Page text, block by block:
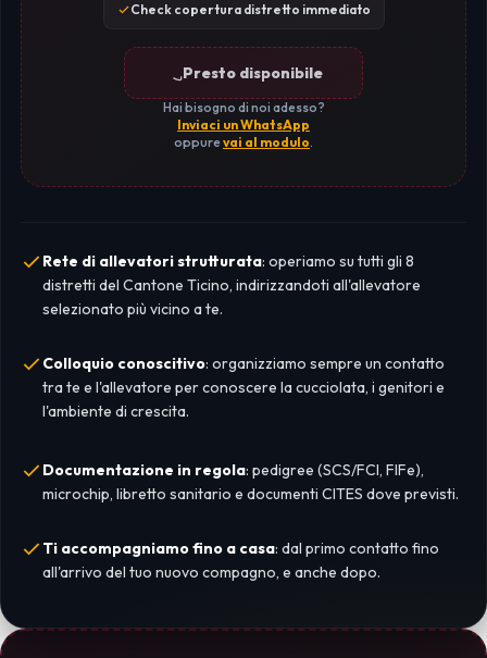
Check copertura distretto immediato
Presto disponibile
Hai bisogno di noi adesso?
Inviaci un WhatsApp
oppurevai al modulo.
Rete di allevatori strutturata: operiamo su tutti gli 8
distretti del Cantone Ticino, indirizzandoti all'allevatore
selezionato più vicino a te.
Colloquio conoscitivo: organizziamo sempre un contatto
tra te e l'allevatore per conoscere la cucciolata, i genitori e
l'ambiente di crescita.
Documentazione in regola: pedigree (SCS/FCI, FIFe),
microchip, libretto sanitario e documenti CITES dove previsti.
Ti accompagniamo fino a casa: dal primo contatto fino
all'arrivo del tuo nuovo compagno, e anche dopo.